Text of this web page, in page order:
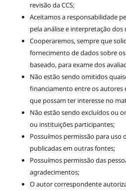
revisão da CCS;
Aceitamos a responsabilidade
pela análise e interpretação dos
Cooperaremos, sempre que
fornecimento de dados sobre
baseado, para exame dos
Não estão sendo omitidos
financiamento entre os autores
que possam ter interesse no
Não estão sendo excluídos ou
ou instituições participantes;
Possuímos permissão para uso
publicadas em outras fontes;
Possuímos permissão das
agradecimentos;
O autor correspondente